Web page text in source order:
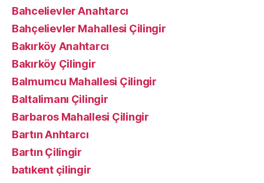
Bahcelievler Anahtarcı
Bahçelievler Mahallesi Çilingir
Bakırköy Anahtarcı
Bakırköy Çilingir
Balmumcu Mahallesi Çilingir
Baltalimanı Çilingir
Barbaros Mahallesi Çilingir
Bartın Anhtarcı
Bartın Çilingir
batıkent çilingir